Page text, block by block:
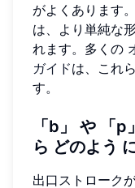
がよくあります
は、より単純な
れます。多くの
ガイドは、これ
す。
「b」 や 「p」
ら どのよう
出口ストローク